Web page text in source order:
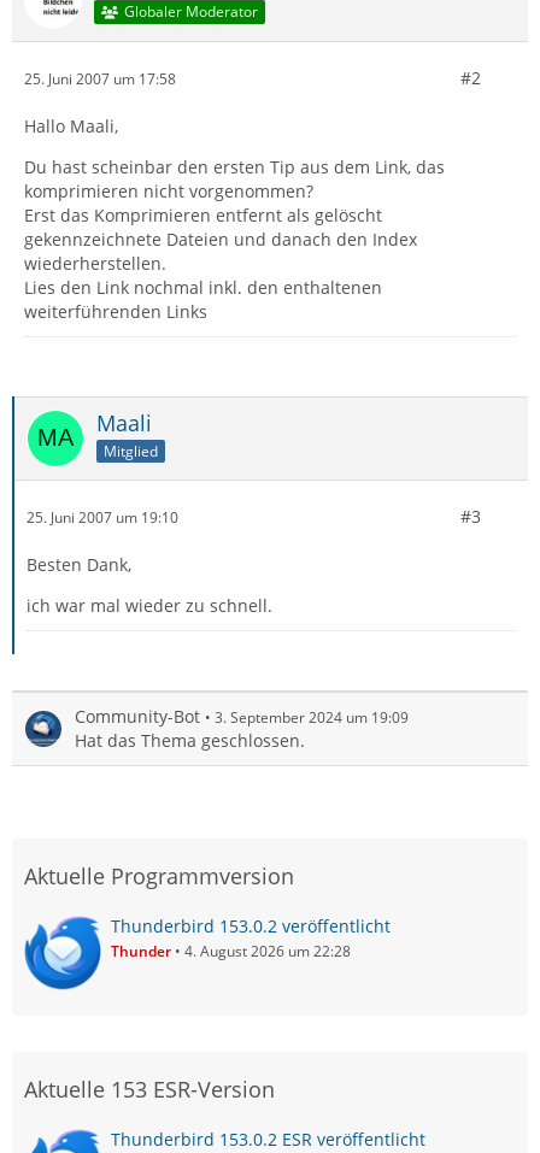
Globaler Moderator
25. Juni 2007 um 17:58 #2
Hallo Maali,
Du hast scheinbar den ersten Tip aus dem Link, das
komprimieren nicht vorgenommen?
Erst das Komprimieren entfernt als gelöscht
gekennzeichnete Dateien und danach den Index
wiederherstellen.
Lies den Link nochmal inkl. den enthaltenen
weiterführenden Links
Maali
Mitglied
25. Juni 2007 um 19:10 #3
Besten Dank,
ich war mal wieder zu schnell.
Community-Bot 3. September 2024 um 19:09
Hat das Thema geschlossen.
Aktuelle Programmversion
Thunderbird 153.0.2 veröffentlicht
Thunder 4. August 2026 um 22:28
Aktuelle 153 ESR-Version
Thunderbird 153.0.2 ESR veröffentlicht